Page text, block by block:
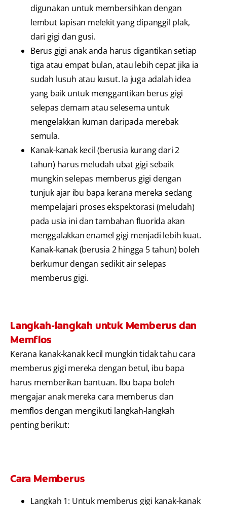
digunakan untuk membersihkan dengan
lembut lapisan melekit yang dipanggil plak,
dari gigi dan gusi.
Berus gigi anak anda harus digantikan setiap
tiga atau empat bulan, atau lebih cepat jika ia
sudah lusuh atau kusut. Ia juga adalah idea
yang baik untuk menggantikan berus gigi
selepas demam atau selesema untuk
mengelakkan kuman daripada merebak
semula.
Kanak-kanak kecil (berusia kurang dari 2
tahun) harus meludah ubat gigi sebaik
mungkin selepas memberus gigi dengan
tunjuk ajar ibu bapa kerana mereka sedang
mempelajari proses ekspektorasi (meludah)
pada usia ini dan tambahan fluorida akan
menggalakkan enamel gigi menjadi lebih kuat.
Kanak-kanak (berusia 2 hingga 5 tahun) boleh
berkumur dengan sedikit air selepas
memberus gigi.
Langkah-langkah untuk Memberus dan
Memflos
Kerana kanak-kanak kecil mungkin tidak tahu cara
memberus gigi mereka dengan betul, ibu bapa
harus memberikan bantuan. Ibu bapa boleh
mengajar anak mereka cara memberus dan
memflos dengan mengikuti langkah-langkah
penting berikut:
Cara Memberus
Langkah 1: Untuk memberus gigi kanak-kanak